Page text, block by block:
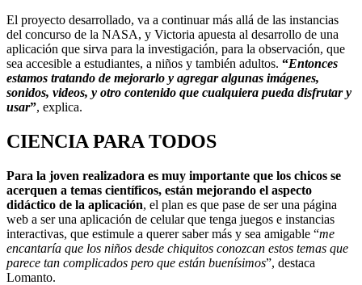
El proyecto desarrollado, va a continuar más allá de las instancias
del concurso de la NASA, y Victoria apuesta al desarrollo de una
aplicación que sirva para la investigación, para la observación, que
sea accesible a estudiantes, a niños y también adultos. “Entonces
estamos tratando de mejorarlo y agregar algunas imágenes,
sonidos, videos, y otro contenido que cualquiera pueda disfrutar y
usar”, explica.
CIENCIA PARA TODOS
Para la joven realizadora es muy importante que los chicos se
acerquen a temas científicos, están mejorando el aspecto
didáctico de la aplicación, el plan es que pase de ser una página
web a ser una aplicación de celular que tenga juegos e instancias
interactivas, que estimule a querer saber más y sea amigable “me
encantaría que los niños desde chiquitos conozcan estos temas que
parece tan complicados pero que están buenísimos”, destaca
Lomanto.